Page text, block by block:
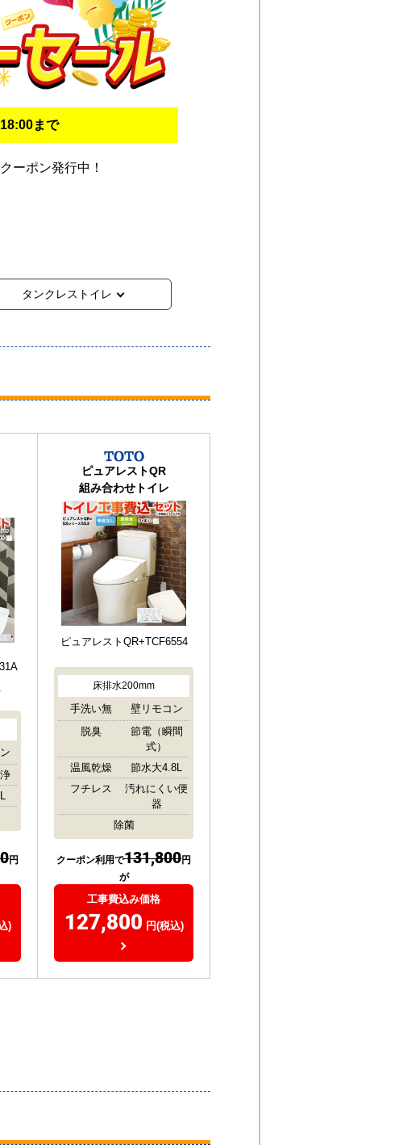
まで
ーポン発行中！
タンクレストイレ
円
)
ピュアレストQR
組み合わせトイレ
ピュアレストQR+TCF6554
床排水200mm
手洗い無
壁リモコン
脱臭
節電（瞬間
式）
温風乾燥
節水大4.8L
フチレス
汚れにくい便
器
除菌
クーポン利用で131,800円
が
工事費込み価格
127,800 円(税込)